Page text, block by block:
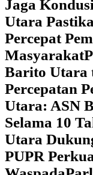
Jaga
Utara
Percepat
Masyarakat
Barito Utara
Percepatan
Utara: ASN
Selama 10
Utara
PUPR